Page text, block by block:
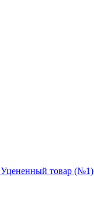
Уцененный товар (№1)